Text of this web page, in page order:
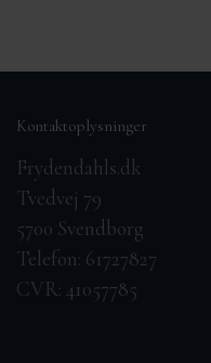
Kontaktoplysninger
Frydendahls.dk
Tvedvej 79
5700 Svendborg
Telefon: 61727827
CVR: 41057785